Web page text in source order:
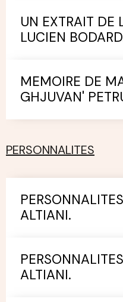
UN EXTRAIT DE
LUCIEN
MEMOIRE DE
GHJUVAN'
PERSONNALITES
ALTIANI.
ALTIANI.